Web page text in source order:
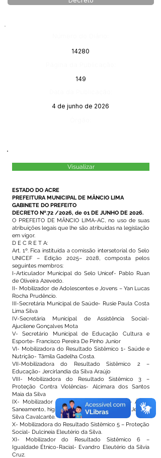
14280
149
4 de junho de 2026
Visualizar
ESTADO DO ACRE
PREFEITURA MUNICIPAL DE MÂNCIO LIMA
GABINETE DO PREFEITO
DECRETO Nº.72 /2026, de 01 DE JUNHO DE 2026.
O PREFEITO DE MÂNCIO LIMA-AC, no uso de suas
atribuições legais que lhe são atribuídas na legislação
em vigor.
D E C R E T A:
Art. 1º. Fica instituída a comissão intersetorial do Selo
UNICEF – Edição 2025– 2028, composta pelos
seguintes membros:
I-Articulador Municipal do Selo Unicef- Pablo Ruan
de Oliveira Azevedo.
II- Mobilizador de Adolescentes e Jovens – Yan Lucas
Rocha Prudêncio.
III-Secretária Municipal de Saúde- Rusie Paula Costa
Lima Silva
IV-Secretária Municipal de Assistência Social-
Ajucilene Gonçalves Mota
V- Secretário Municipal de Educação Cultura e
Esporte- Francisco Pereira De Pinho Junior
VI- Mobilizadora do Resultado Sistêmico 1- Saúde e
Nutrição- Tâmila Gadelha Costa.
VII-Mobilizadora do Resultado Sistêmico 2 –
Educação- Jercirlandia da Silva Araújo
VIII- Mobilizadora do Resultado Sistêmico 3 –
Proteção Contra Violências- Alcimara dos Santos
Maia da Silva
IX- Mobilizador do Resultado Sistêmico 4 – Água,
Saneamento, higiene e Mudanças Climáticas- Jenildo
Silva Cavalcante.
X- Mobilizadora do Resultado Sistêmico 5 – Proteção
Social- Dulcineia Eleutério da Silva.
XI- Mobilizador do Resultado Sistêmico 6 –
Igualdade Étnico-Racial- Evandro Eleutério da Silvia
Cruz.